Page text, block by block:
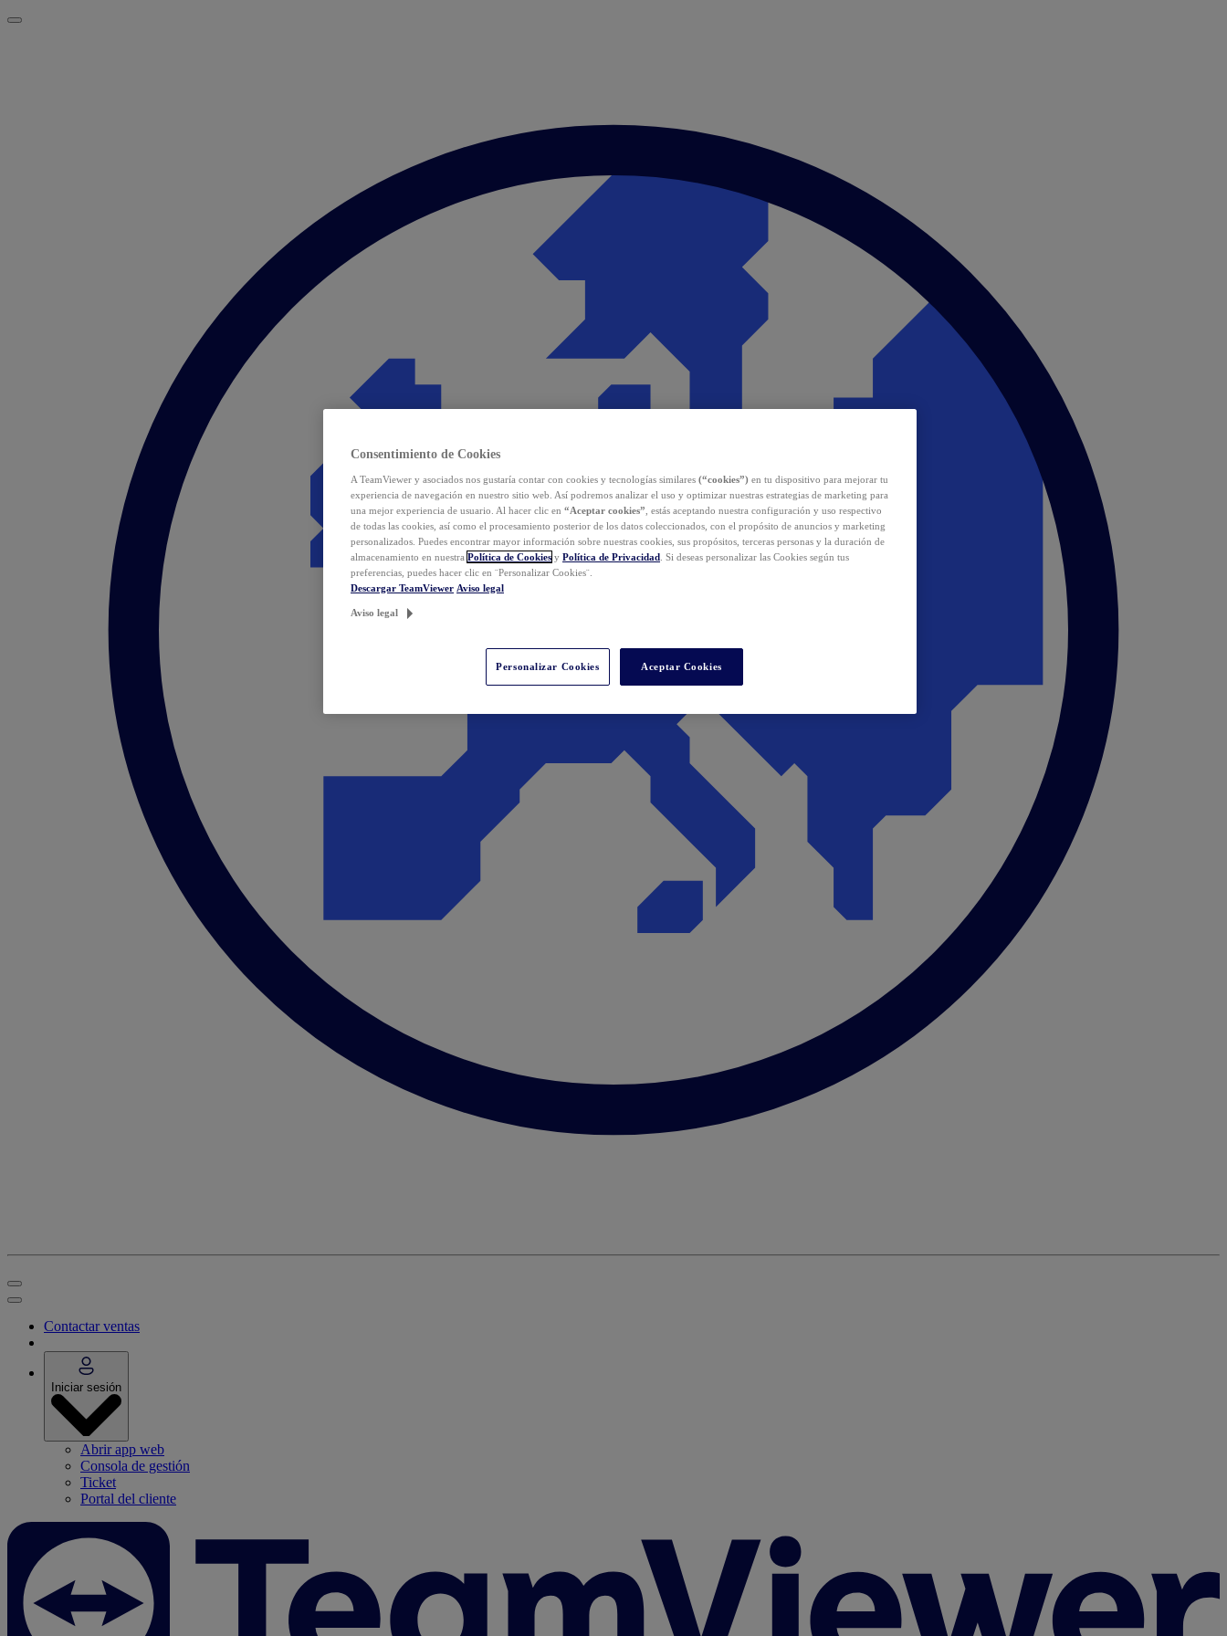
Contactar ventas
Iniciar sesión
Abrir app web
Consola de gestión
Ticket
Portal del cliente
Consentimiento de Cookies
A TeamViewer y asociados nos gustaría contar con cookies y tecnologías similares (“cookies”) en tu dispositivo para mejorar tu
experiencia de navegación en nuestro sitio web. Así podremos analizar el uso y optimizar nuestras estrategias de marketing para
una mejor experiencia de usuario. Al hacer clic en “Aceptar cookies” , estás aceptando nuestra configuración y uso respectivo
de todas las cookies, así como el procesamiento posterior de los datos coleccionados, con el propósito de anuncios y marketing
personalizados. Puedes encontrar mayor información sobre nuestras cookies, sus propósitos, terceras personas y la duración de
almacenamiento en nuestra Política de Cookies y Política de Privacidad . Si deseas personalizar las Cookies según tus
preferencias, puedes hacer clic en ¨Personalizar Cookies¨.
Descargar TeamViewer Aviso legal
Aviso legal
Personalizar Cookies Aceptar Cookies